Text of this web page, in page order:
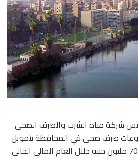
شركة مياه الشرب والصرف الصحي
صرف صحي في المحافظة بتمويل